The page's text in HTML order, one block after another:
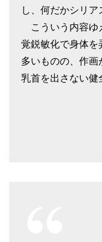
し、何だかシリア
こういう内容ゆ
覚鋭敏化で身体を
多いものの、作画
乳首を出さない健